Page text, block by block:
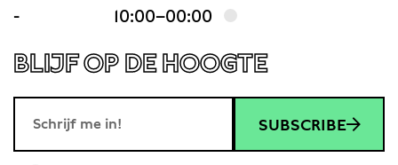
-
10:00–00:00
BLIJF OP DE HOOGTE
SUBSCRIBE